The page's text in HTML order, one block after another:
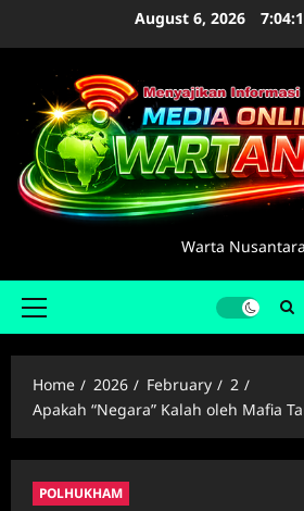
August 6, 2026
Warta Nusantara
Primary
Home 2026 February
2
Apakah “Negara” Kalah oleh Mafia
POLHUKHAM